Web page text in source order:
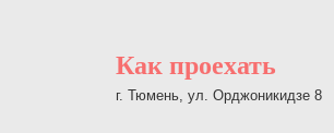
Как проехать
г. Тюмень, ул. Орджоникидзе 8